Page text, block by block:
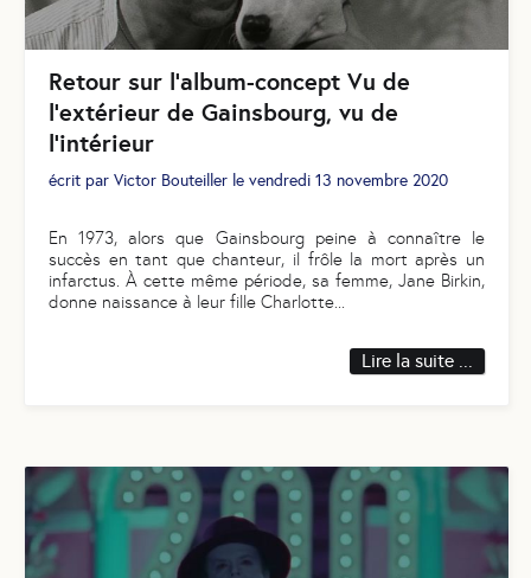
Retour sur l’album-concept Vu de
l'extérieur de Gainsbourg, vu de
l'intérieur
écrit par Victor Bouteiller le vendredi 13 novembre 2020
En 1973, alors que Gainsbourg peine à connaître le
succès en tant que chanteur, il frôle la mort après un
infarctus. À cette même période, sa femme, Jane Birkin,
donne naissance à leur fille Charlotte
Lire la suite ...